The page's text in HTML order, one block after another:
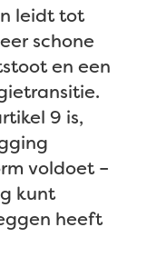
leidt tot
schone
en een
9 is,
voldoet –
kunt
heeft